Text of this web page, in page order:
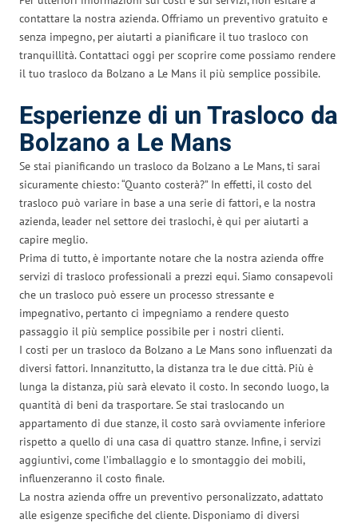
contattare la nostra azienda. Offriamo un preventivo gratuito e
senza impegno, per aiutarti a pianificare il tuo trasloco con
tranquillità. Contattaci oggi per scoprire come possiamo rendere
il tuo trasloco da Bolzano a Le Mans il più semplice possibile.
Esperienze di un Trasloco da
Bolzano a Le Mans
Se stai pianificando un trasloco da Bolzano a Le Mans, ti sarai
sicuramente chiesto: “Quanto costerà?” In effetti, il costo del
trasloco può variare in base a una serie di fattori, e la nostra
azienda, leader nel settore dei traslochi, è qui per aiutarti a
capire meglio.
Prima di tutto, è importante notare che la nostra azienda offre
servizi di trasloco professionali a prezzi equi. Siamo consapevoli
che un trasloco può essere un processo stressante e
impegnativo, pertanto ci impegniamo a rendere questo
passaggio il più semplice possibile per i nostri clienti.
I costi per un trasloco da Bolzano a Le Mans sono influenzati da
diversi fattori. Innanzitutto, la distanza tra le due città. Più è
lunga la distanza, più sarà elevato il costo. In secondo luogo, la
quantità di beni da trasportare. Se stai traslocando un
appartamento di due stanze, il costo sarà ovviamente inferiore
rispetto a quello di una casa di quattro stanze. Infine, i servizi
aggiuntivi, come l’imballaggio e lo smontaggio dei mobili,
influenzeranno il costo finale.
La nostra azienda offre un preventivo personalizzato, adattato
alle esigenze specifiche del cliente. Disponiamo di diversi